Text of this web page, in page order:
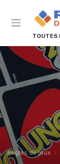
TOUTES
Regles de jeux